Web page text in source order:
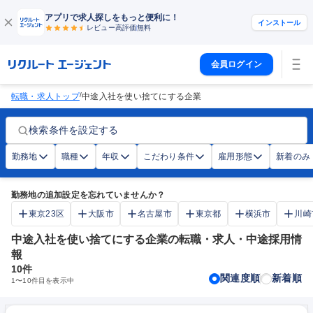
アプリで求人探しをもっと便利に！
レビュー高評価無料
インストール
会員ログイン
転職・求人トップ/中途入社を使い捨てにする企業
検索条件を設定する
勤務地 職種 年収 こだわり条件 雇用形態 新着のみ
勤務地の追加設定を忘れていませんか？
東京23区
大阪市 名古屋市 東京都 横浜市 川
中途入社を使い捨てにする企業の転職・求人・中途採用情
報
10件
1〜10件目を表示中 関連度順 新着順